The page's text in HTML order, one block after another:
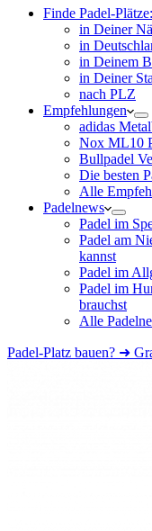
Finde Padel-Plätze:
in Deiner
in
in Deinem
in Deiner
nach PLZ
Empfehlungen
adidas
Nox ML10
Bullpadel
Die besten
Alle
Padelnews
Padel im
Padel am
kannst
Padel im
Padel im
brauchst
Alle
Padel-Platz bauen? ➜